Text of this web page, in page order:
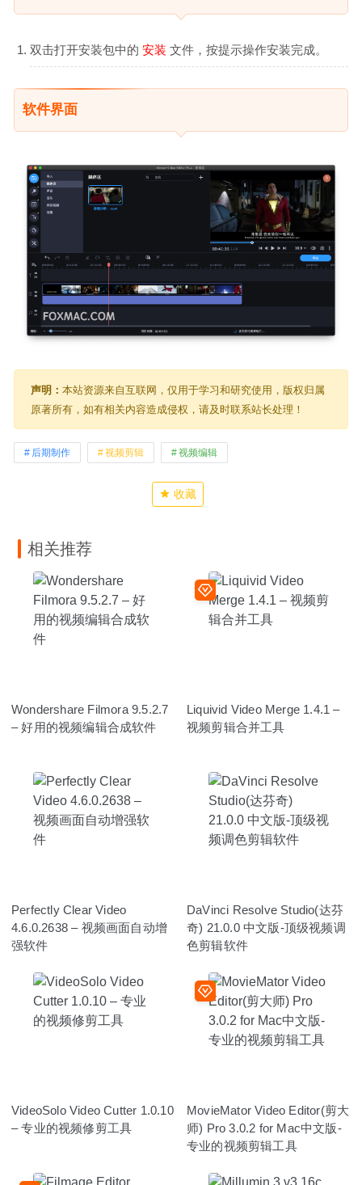
双击打开安装包中的 安装 文件，按提示操作安装完成。
软件界面
声明： 本站资源来自互联网，仅用于学习和研究使用，版权归属
原著所有，如有相关内容造成侵权，请及时联系站长处理！
后期制作 视频剪辑 视频编辑
收藏
相关推荐
Wondershare Filmora 9.5.2.7
– 好用的视频编辑合成软件
Liquivid Video Merge 1.4.1 –
视频剪辑合并工具
Perfectly Clear Video
4.6.0.2638 – 视频画面自动增
强软件
DaVinci Resolve Studio(达芬
奇) 21.0.0 中文版-顶级视频调
色剪辑软件
VideoSolo Video Cutter 1.0.10
– 专业的视频修剪工具
MovieMator Video Editor(剪大
师) Pro 3.0.2 for Mac中文版-
专业的视频剪辑工具